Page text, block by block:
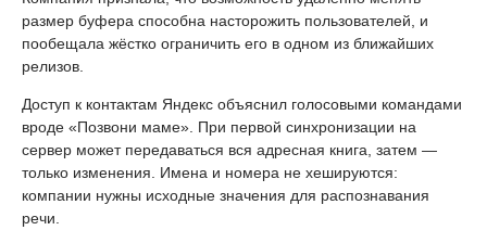
размер буфера способна насторожить пользователей, и
пообещала жёстко ограничить его в одном из ближайших
релизов.
Доступ к контактам Яндекс объяснил голосовыми командами
вроде «Позвони маме». При первой синхронизации на
сервер может передаваться вся адресная книга, затем —
только изменения. Имена и номера не хешируются:
компании нужны исходные значения для распознавания
речи.